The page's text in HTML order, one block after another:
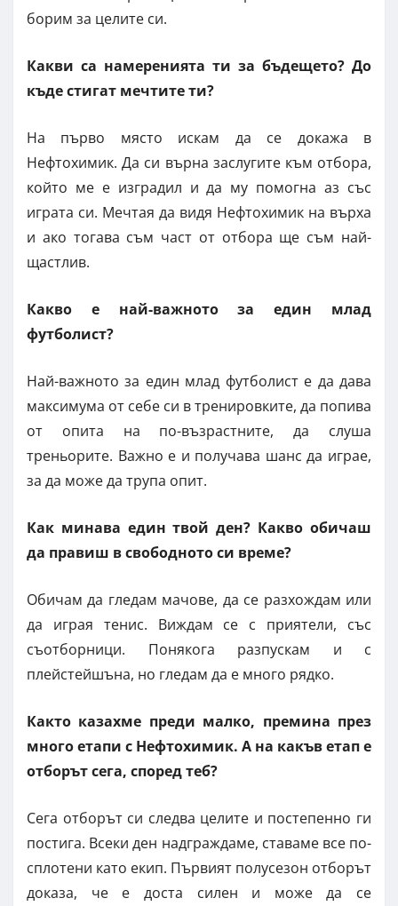
борим за целите си.
Какви са намеренията ти за бъдещето? До
къде стигат мечтите ти?
На първо място искам да се докажа в
Нефтохимик. Да си върна заслугите към отбора,
който ме е изградил и да му помогна аз със
играта си. Мечтая да видя Нефтохимик на върха
и ако тогава съм част от отбора ще съм най-
щастлив.
Какво е най-важното за един млад
футболист?
Най-важното за един млад футболист е да дава
максимума от себе си в тренировките, да попива
от опита на по-възрастните, да слуша
треньорите. Важно е и получава шанс да играе,
за да може да трупа опит.
Как минава един твой ден? Какво обичаш
да правиш в свободното си време?
Обичам да гледам мачове, да се разхождам или
да играя тенис. Виждам се с приятели, със
съотборници. Понякога разпускам и с
плейстейшъна, но гледам да е много рядко.
Както казахме преди малко, премина през
много етапи с Нефтохимик. А на какъв етап е
отборът сега, според теб?
Сега отборът си следва целите и постепенно ги
постига. Всеки ден надграждаме, ставаме все по-
сплотени като екип. Първият полусезон отборът
доказа, че е доста силен и може да се